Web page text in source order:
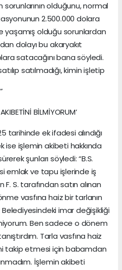
sorunlarının olduğunu, normal
2.500.000 dolara
yaşamış olduğu sorunlardan
dolayı bu akaryakıt
satacağını bana söyledi.
satılmadığı, kimin işletip
BİLMİYORUM’
tarihinde ek ifadesi alındığı
ise işlemin akibeti hakkında
şunları söyledi: “B.S.
emlak ve tapu işlerinde iş
F. S. tarafından satın alınan
vasfına haiz bir tarlanın
Belediyesindeki imar değişikliği
Ben sadece o dönem
Tarla vasfına haiz
takip etmesi için babamdan
İşlemin akibeti